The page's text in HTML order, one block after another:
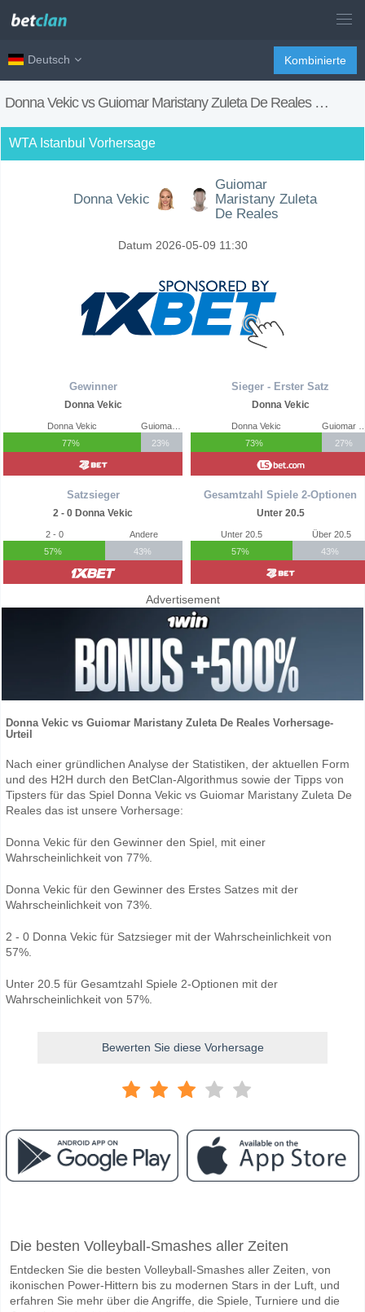
Deutsch Kombinierte
Donna Vekic vs Guiomar Maristany Zuleta De Reales
WTA Istanbul Vorhersage
Donna Vekic
Guiomar
Maristany Zuleta
De Reales
Datum 2026-05-09 11:30
Gewinner
Donna Vekic
Donna Vekic
77%
23%
Satzsieger
2 - 0 Donna Vekic
2 - 0
57%
Andere
43%
Sieger - Erster Satz
Donna Vekic
Donna Vekic
73%
27%
Gesamtzahl Spiele 2-Optionen
Unter 20.5
Unter 20.5
57%
Über 20.5
43%
Advertisement
Donna Vekic vs Guiomar Maristany Zuleta De Reales Vorhersage-
Urteil
Nach einer gründlichen Analyse der Statistiken, der aktuellen Form
und des H2H durch den BetClan-Algorithmus sowie der Tipps von
Tipsters für das Spiel Donna Vekic vs Guiomar Maristany Zuleta De
Reales das ist unsere Vorhersage:
Donna Vekic für den Gewinner den Spiel, mit einer
Wahrscheinlichkeit von 77%.
Donna Vekic für den Gewinner des Erstes Satzes mit der
Wahrscheinlichkeit von 73%.
2 - 0 Donna Vekic für Satzsieger mit der Wahrscheinlichkeit von
57%.
Unter 20.5 für Gesamtzahl Spiele 2-Optionen mit der
Wahrscheinlichkeit von 57%.
Bewerten Sie diese Vorhersage
Das Spiel zwischen Donna Vekic v Guiomar Maristany Zuleta De
Wer ist das Lieblingsteam, zwischen dem zu
Donna Vekic für den Gewinner den Spiel, mit einer Wahrscheinlichkeit
Die besten Volleyball-Smashes aller Zeiten
Entdecken Sie die besten Volleyball-Smashes aller Zeiten, von
ikonischen Power-Hittern bis zu modernen Stars in der Luft, und
erfahren Sie mehr über die Angriffe, die Spiele, Turniere und die